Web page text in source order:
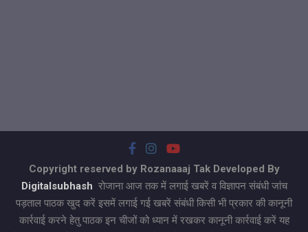
Copyright reserved by Rozanaaaj Tak Developed By
Digitalsubhash रोजाना आज तक में लगाई खबरें व विज्ञापन संबंधी जांच
पड़ताल पाठक खुद करें इसमें लगाई गई खबरें संबंधी किसी भी प्रकार की कानूनी
कार्रवाई करने हेतु पाठक इन चीजों को ध्यान में रखकर कानूनी कार्रवाई करें यह